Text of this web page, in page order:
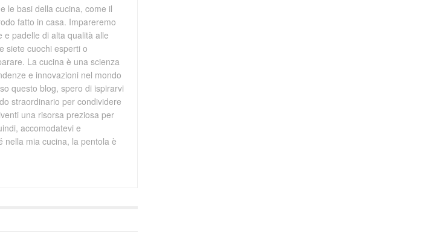
le basi della cucina, come il
fatto in casa. Impareremo
padelle di alta qualità alle
siete cuochi esperti o
La cucina è una scienza
e innovazioni nel mondo
questo blog, spero di ispirarvi
straordinario per condividere
una risorsa preziosa per
accomodatevi e
nella mia cucina, la pentola è